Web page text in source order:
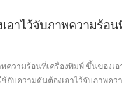
อาไว้จับภาพความร้อ
พความร้อนที่เครื่องพิมพ์ ขึ้นของ
กับความดันต้องเอาไว้จับภาพคว